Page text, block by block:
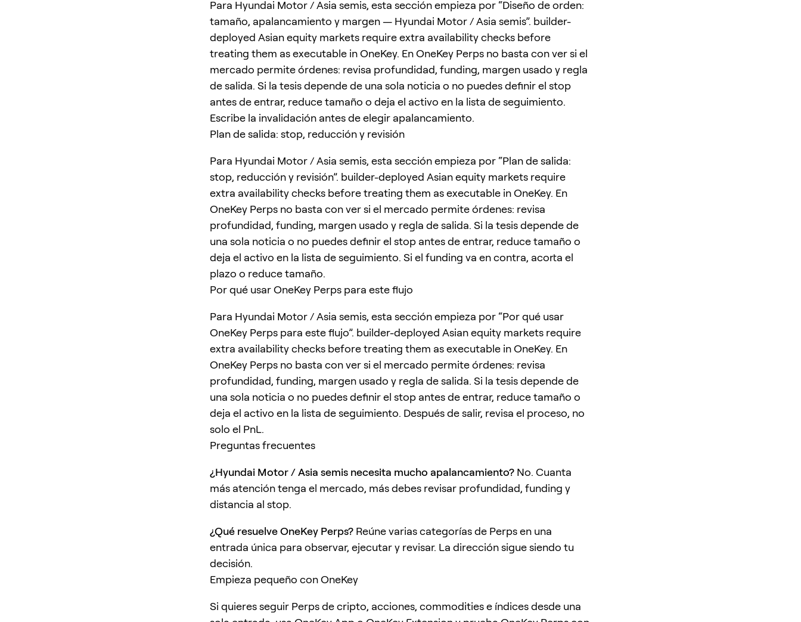
Para Hyundai Motor / Asia semis, esta sección empieza por “Diseño de orden:
tamaño, apalancamiento y margen — Hyundai Motor / Asia semis”. builder-
deployed Asian equity markets require extra availability checks before
treating them as executable in OneKey. En OneKey Perps no basta con ver si el
mercado permite órdenes: revisa profundidad, funding, margen usado y regla
de salida. Si la tesis depende de una sola noticia o no puedes definir el stop
antes de entrar, reduce tamaño o deja el activo en la lista de seguimiento.
Escribe la invalidación antes de elegir apalancamiento.
Plan de salida: stop, reducción y revisión
Para Hyundai Motor / Asia semis, esta sección empieza por “Plan de salida:
stop, reducción y revisión”. builder-deployed Asian equity markets require
extra availability checks before treating them as executable in OneKey. En
OneKey Perps no basta con ver si el mercado permite órdenes: revisa
profundidad, funding, margen usado y regla de salida. Si la tesis depende de
una sola noticia o no puedes definir el stop antes de entrar, reduce tamaño o
deja el activo en la lista de seguimiento. Si el funding va en contra, acorta el
plazo o reduce tamaño.
Por qué usar OneKey Perps para este flujo
Para Hyundai Motor / Asia semis, esta sección empieza por “Por qué usar
OneKey Perps para este flujo”. builder-deployed Asian equity markets require
extra availability checks before treating them as executable in OneKey. En
OneKey Perps no basta con ver si el mercado permite órdenes: revisa
profundidad, funding, margen usado y regla de salida. Si la tesis depende de
una sola noticia o no puedes definir el stop antes de entrar, reduce tamaño o
deja el activo en la lista de seguimiento. Después de salir, revisa el proceso, no
solo el PnL.
Preguntas frecuentes
¿Hyundai Motor / Asia semis necesita mucho apalancamiento? No. Cuanta
más atención tenga el mercado, más debes revisar profundidad, funding y
distancia al stop.
¿Qué resuelve OneKey Perps? Reúne varias categorías de Perps en una
entrada única para observar, ejecutar y revisar. La dirección sigue siendo tu
decisión.
Empieza pequeño con OneKey
Si quieres seguir Perps de cripto, acciones, commodities e índices desde una